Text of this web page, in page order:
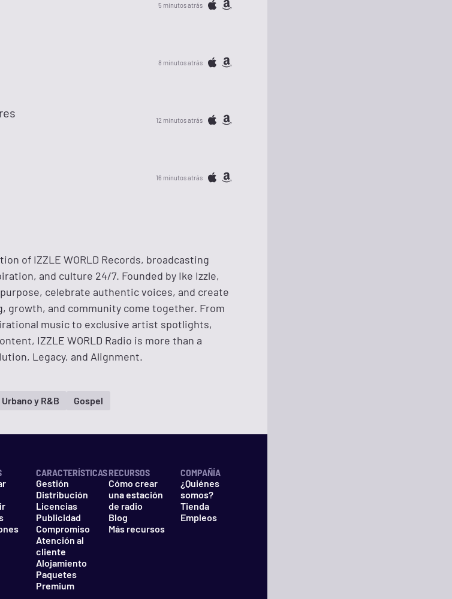
5 minutos atrás
8 minutos atrás
12 minutos atrás
16 minutos atrás
of IZZLE WORLD Records, broadcasting
and culture 24/7. Founded by Ike Izzle,
celebrate authentic voices, and create
growth, and community come together. From
music to exclusive artist spotlights,
IZZLE WORLD Radio is more than a
Legacy, and Alignment.
Urbano y R&B Gospel
CARACTERÍSTICAS
Gestión
Distribución
Licencias
Publicidad
Compromiso
Atención al
cliente
Alojamiento
Paquetes
Premium
RECURSOS
Cómo crear
una estación
de radio
Blog
Más recursos
COMPAÑÍA
¿Quiénes
somos?
Tienda
Empleos